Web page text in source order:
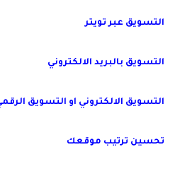
التسويق عبر تويتر
التسويق بالبريد الالكتروني
التسويق الالكتروني او التسويق
تحسين ترتيب موقعك